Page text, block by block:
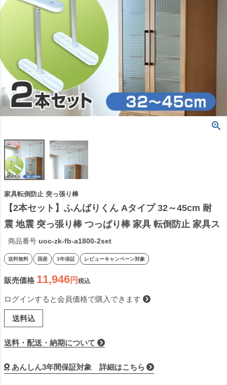
家具転倒防止 突っ張り棒
【2本セット】ふんばりくん Aタイプ 32～45cm 耐
震 地震 突っ張り棒 つっぱり棒 家具 転倒防止 家具ス
トッパー 地震対策グッズ 転倒防止金具 簡単 防災グ
ッズ ポール 伸縮式 国産 日本製
商品番号 uoc-zk-fb-a1800-2set
送料無料 国産 3年保証 レビューキャンペーン対象
販売価格 11,946 税込
ログインすると会員価格で購入できます
送料込
送料・配送・納期について
あんしん3年間保証対象 詳細はこちら